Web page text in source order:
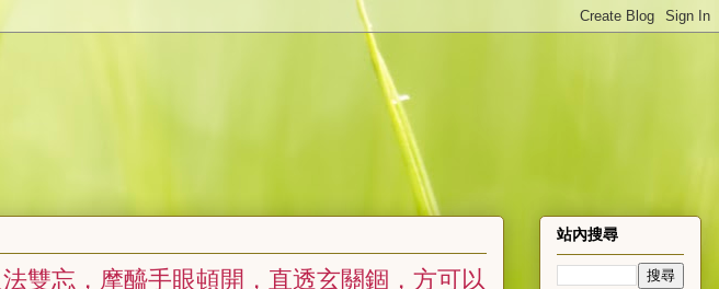
雙忘，摩醯手眼頓開，直透玄關錮，方可以
站內搜尋